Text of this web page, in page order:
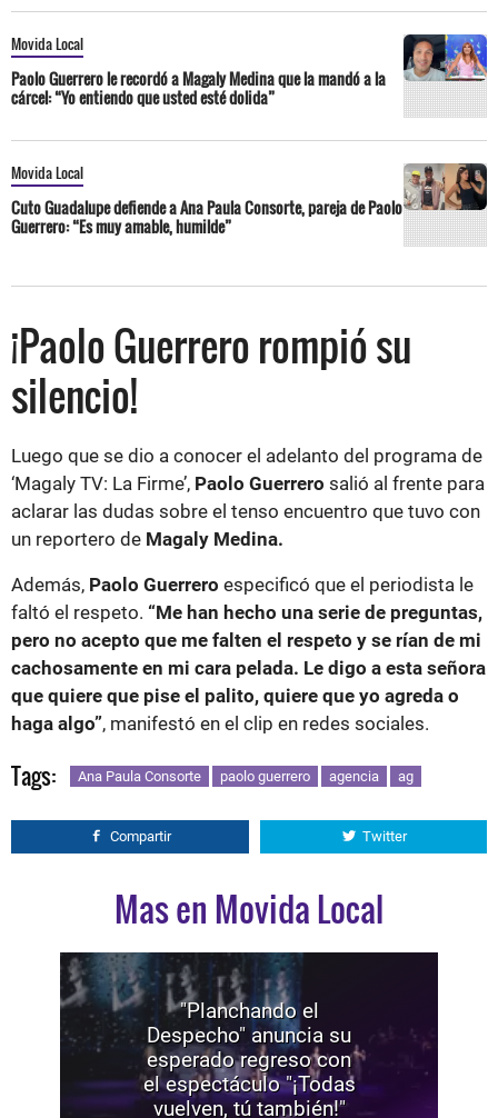
Movida Local
Paolo Guerrero le recordó a Magaly Medina que la mandó a la
cárcel: “Yo entiendo que usted esté dolida”
Movida Local
Cuto Guadalupe defiende a Ana Paula Consorte, pareja de Paolo
Guerrero: “Es muy amable, humilde”
¡Paolo Guerrero rompió su
silencio!
Luego que se dio a conocer el adelanto del programa de
‘Magaly TV: La Firme’, Paolo Guerrero salió al frente para
aclarar las dudas sobre el tenso encuentro que tuvo con
un reportero de Magaly Medina.
Además, Paolo Guerrero especificó que el periodista le
faltó el respeto. “Me han hecho una serie de preguntas,
pero no acepto que me falten el respeto y se rían de mi
cachosamente en mi cara pelada. Le digo a esta señora
que quiere que pise el palito, quiere que yo agreda o
haga algo”, manifestó en el clip en redes sociales.
Tags: Ana Paula Consorte paolo guerrero agencia ag
Compartir Twitter
Mas en Movida Local
"Planchando el
Despecho" anuncia su
esperado regreso con
el espectáculo "¡Todas
vuelven, tú también!"